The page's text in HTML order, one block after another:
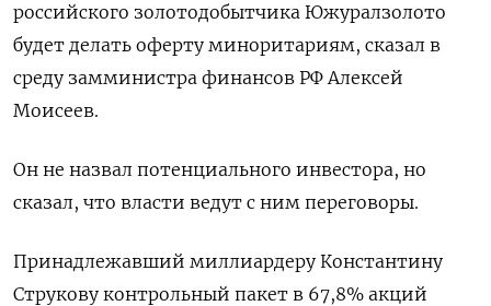
российского золотодобытчика Южуралзолото
будет делать оферту миноритариям, сказал в
среду замминистра финансов РФ Алексей
Моисеев.
Он не назвал потенциального инвестора, но
сказал, что власти ведут с ним переговоры.
Принадлежавший миллиардеру Константину
Струкову контрольный пакет в 67,8% акций